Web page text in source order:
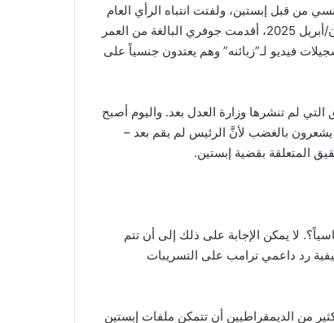
من قبل إبستين، ولفتت انتباه الرأي العام
إلى قضية هدا المجرم، الذي ارتكب اعتداءات جنسية متعددة. وفي نيسان/أبريل 2025، أقدمت جوفري البالغة من العمر
فيديو لـ”زبائنه” وهم يعتدون جنسياً على
التي لم تنشرها وزارة العدل بعد. واليوم أصبح
حتى بعض أنصار حركة ترامب “لنجعل أمريكا عظيمة مرة أخرى” MAGA يشعرون بالغضب لأنَّ الرئيس لم يقم بعد –
المتعلقة بقضية إبستين.
لا يمكن الإجابة على ذلك إلى أن تتم
رد داعمي ترامب على التسريبات
من الديمقراطيين أن تتمكن ملفات إبستين